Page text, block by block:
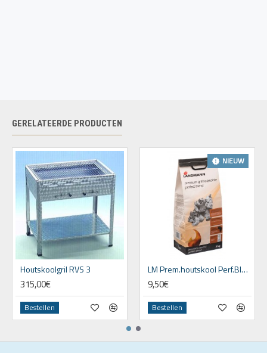
GERELATEERDE PRODUCTEN
Houtskoolgril RVS 3
315,00€
Bestellen
NIEUW
LM Prem.houtskool Perf.Blend 3kg FSC 100%
9,50€
Bestellen